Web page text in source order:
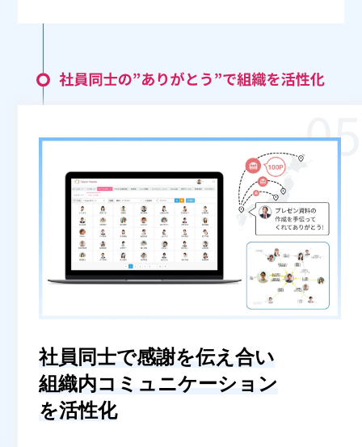
社員同士で感謝を伝え合い
組織内コミュニケーション
を活性化